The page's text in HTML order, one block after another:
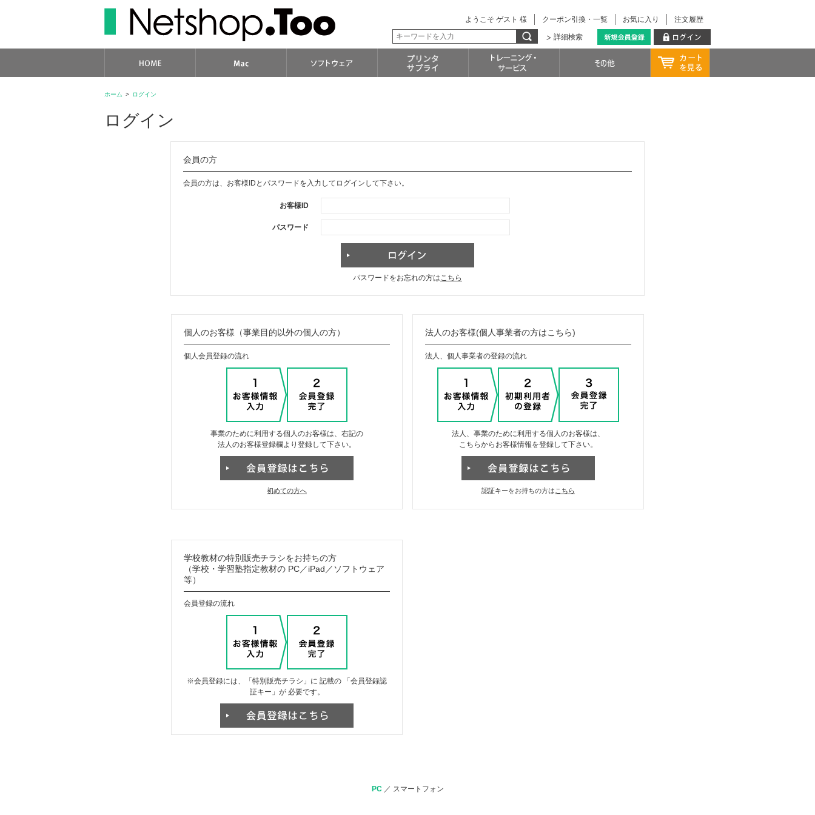
注文履歴
お気に入り
クーポン引換・一覧
ようこそ ゲスト 様
詳細検索
ホーム > ログイン
ログイン
会員の方
会員の方は、お客様IDとパスワードを入力してログインして下さい。
お客様ID
パスワード
パスワードをお忘れの方はこちら
個人のお客様（事業目的以外の個人の方）
個人会員登録の流れ
事業のために利用する個人のお客様は、右記の
法人のお客様登録欄より登録して下さい。
初めての方へ
法人のお客様(個人事業者の方はこちら)
法人、個人事業者の登録の流れ
法人、事業のために利用する個人のお客様は、
こちらからお客様情報を登録して下さい。
認証キーをお持ちの方は こちら
学校教材の特別販売チラシをお持ちの方
（学校・学習塾指定教材の PC／iPad／ソフトウェア
等）
会員登録の流れ
※会員登録には、「特別販売チラシ」に 記載の 「会員登録認
証キー」が 必要です。
PC／ スマートフォン